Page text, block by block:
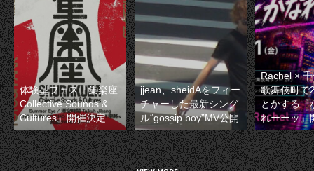
体験型フェス『集楽座
Collective Sounds &
Cultures』開催決定
jjean、sheidAをフィー
チャーした最新シング
ル“gossip boy”MV公開
Rachel ×
歌舞伎町で
とかする『
れーーッ』